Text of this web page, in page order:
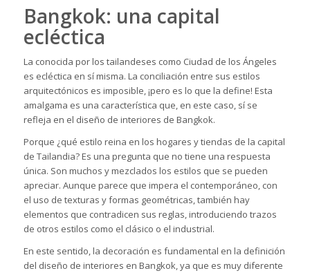
Bangkok: una capital
ecléctica
La conocida por los tailandeses como Ciudad de los Ángeles
es ecléctica en sí misma. La conciliación entre sus estilos
arquitectónicos es imposible, ¡pero es lo que la define! Esta
amalgama es una característica que, en este caso, sí se
refleja en el diseño de interiores de Bangkok.
Porque ¿qué estilo reina en los hogares y tiendas de la capital
de Tailandia? Es una pregunta que no tiene una respuesta
única. Son muchos y mezclados los estilos que se pueden
apreciar. Aunque parece que impera el contemporáneo, con
el uso de texturas y formas geométricas, también hay
elementos que contradicen sus reglas, introduciendo trazos
de otros estilos como el clásico o el industrial.
En este sentido, la decoración es fundamental en la definición
del diseño de interiores en Bangkok, ya que es muy diferente